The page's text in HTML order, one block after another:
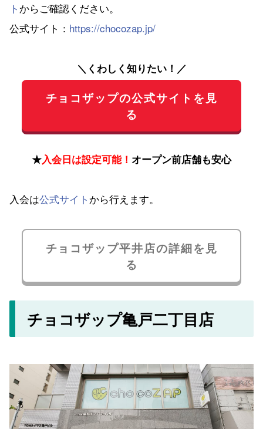
ト からご確認ください。
公式サイト： https://chocozap.jp/
＼くわしく知りたい！／
チョコザップの公式サイトを見
る
★入会日は設定可能！ オープン前店舗も安心
入会は公式サイト から行えます。
チョコザップ平井店の詳細を見
る
チョコザップ亀戸二丁目店